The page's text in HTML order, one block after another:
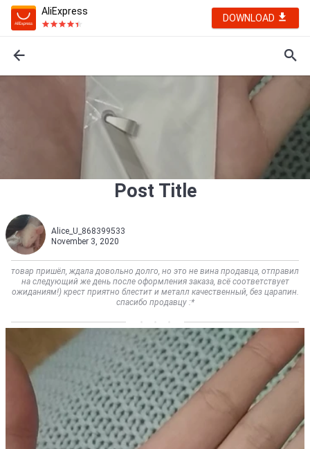
AliExpress
DOWNLOAD
Post Title
Alice_U_868399533
November 3, 2020
товар пришёл, ждала довольно долго, но это не вина продавца, отправил
на следующий же день после оформления заказа, всё соответствует
ожиданиям!) крест приятно блестит и металл качественный, без царапин.
спасибо продавцу :*